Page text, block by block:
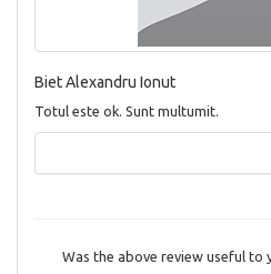
Biet Alexandru Ionut
Totul este ok. Sunt multumit.
Was the above review useful to